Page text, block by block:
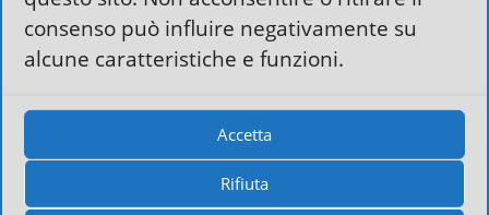
consenso può influire negativamente su
alcune caratteristiche e funzioni.
Accetta
Rifiuta
Fastnom.it.